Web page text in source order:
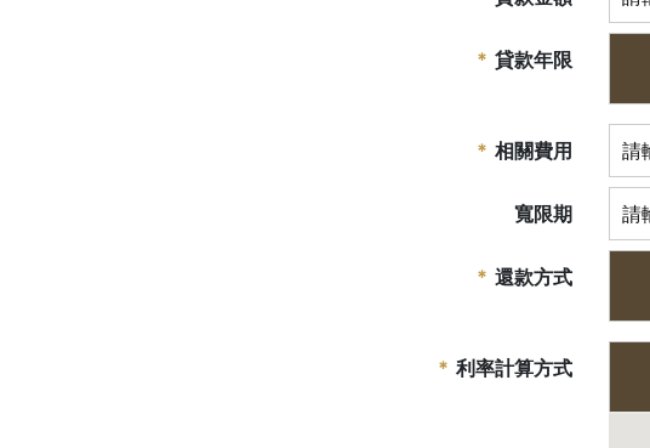
貸款年限
相關費用
寬限期
還款方式
利率計算方式